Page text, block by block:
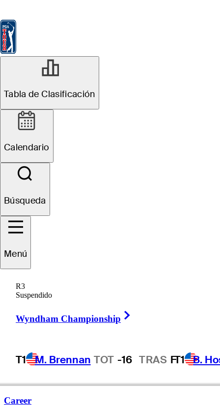
Tabla de Clasificación
Calendario
Búsqueda
Menú
R3
Suspendido
Wyndham Championship
T1 M. Brennan TOT -16 TRAS FT1 B.
Charley
ENGLAND
Career